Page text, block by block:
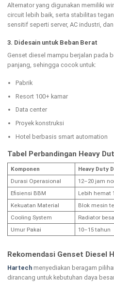
Alternator yang digunakan memiliki
circuit lebih baik, serta stabilitas
sensitif seperti server, AC industri,
3. Didesain untuk Beban Berat
Genset diesel mampu berjalan pada
panjang, sehingga cocok untuk:
Pabrik
Resort 100+ kamar
Data center
Proyek konstruksi
Hotel berbasis smart automation
Tabel Perbandingan Heavy
Komponen Heavy Duty
Durasi Operasional
12–20 jam
Efisiensi BBM
Lebih hemat
Kekuatan Material
Blok mesin
Cooling System
Radiator
Umur Pakai
10–15 tahun
Rekomendasi Genset Diesel
Hartech menyediakan beragam
dirancang untuk kebutuhan daya